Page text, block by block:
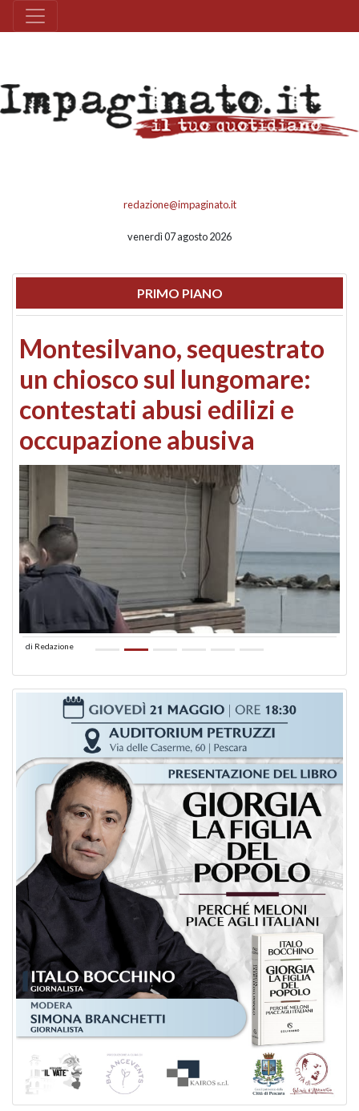
redazione@impaginato.it
venerdì 07 agosto 2026
PRIMO PIANO
Montesilvano, sequestrato
un chiosco sul lungomare:
contestati abusi edilizi e
occupazione abusiva
di Redazione